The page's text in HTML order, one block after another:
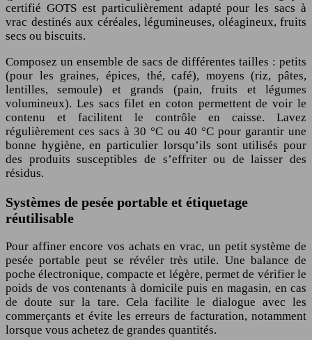
certifié GOTS est particulièrement adapté pour les sacs à
vrac destinés aux céréales, légumineuses, oléagineux, fruits
secs ou biscuits.
Composez un ensemble de sacs de différentes tailles : petits
(pour les graines, épices, thé, café), moyens (riz, pâtes,
lentilles, semoule) et grands (pain, fruits et légumes
volumineux). Les sacs filet en coton permettent de voir le
contenu et facilitent le contrôle en caisse. Lavez
régulièrement ces sacs à 30 °C ou 40 °C pour garantir une
bonne hygiène, en particulier lorsqu’ils sont utilisés pour
des produits susceptibles de s’effriter ou de laisser des
résidus.
Systèmes de pesée portable et étiquetage
réutilisable
Pour affiner encore vos achats en vrac, un petit système de
pesée portable peut se révéler très utile. Une balance de
poche électronique, compacte et légère, permet de vérifier le
poids de vos contenants à domicile puis en magasin, en cas
de doute sur la tare. Cela facilite le dialogue avec les
commerçants et évite les erreurs de facturation, notamment
lorsque vous achetez de grandes quantités.